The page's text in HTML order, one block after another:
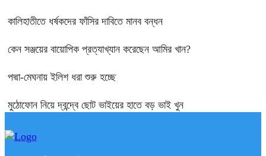
কালিহাতীতে ধর্ষকদের ফাঁসির দাবিতে মানব বন্ধন
কেন সঞ্জয়ের বায়োপিক প্রত্যাখ্যান করেছেন আমির খান?
পদ্মা-মেঘনায় ইলিশ ধরা শুরু হচ্ছে
মুঠোফোন নিয়ে দ্বন্দ্বে ছোট ভাইয়ের হাতে বড় ভাই খুন